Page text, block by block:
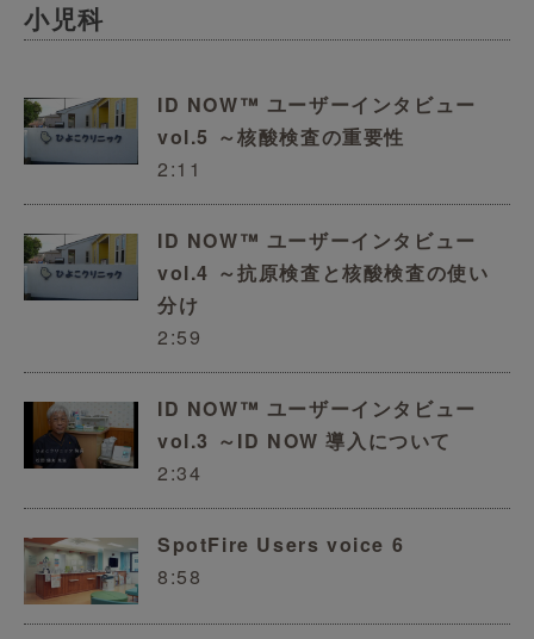
小児科
ID NOW™ ユーザーインタビュー
vol.5 ～核酸検査の重要性
2:11
ID NOW™ ユーザーインタビュー
vol.4 ～抗原検査と核酸検査の使い
分け
2:59
ID NOW™ ユーザーインタビュー
vol.3 ～ID NOW 導入について
2:34
SpotFire Users voice 6
8:58